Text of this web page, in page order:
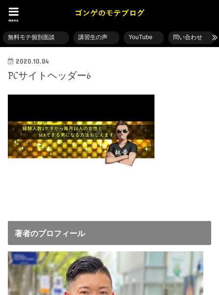
menu
無料モテ個別面談 講習生の声 YouTube 問い合わせ
2020.10.04
PCサイトヘッダー6
著者のプロフィール